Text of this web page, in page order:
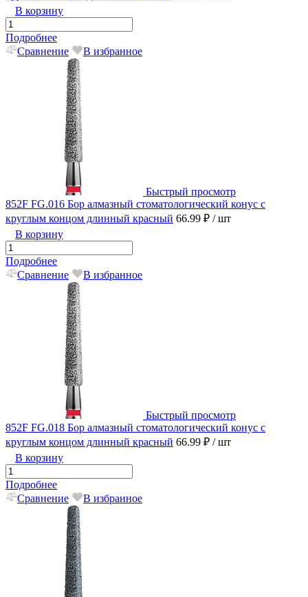
В корзину
Подробнее
Сравнение
В избранное
Быстрый просмотр
852F FG.016 Бор алмазный стоматологический конус с
круглым концом длинный красный 66.99 ₽ / шт
В корзину
Подробнее
Сравнение
В избранное
Быстрый просмотр
852F FG.018 Бор алмазный стоматологический конус с
круглым концом длинный красный 66.99 ₽ / шт
В корзину
Подробнее
Сравнение
В избранное